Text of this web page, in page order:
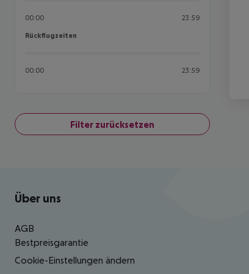
00:00 23:59
Rückflugzeiten
Rückflugzeiten
00:00 23:59
Filter zurücksetzen
Footer navigation
Über uns
AGB
Bestpreisgarantie
Cookie-Einstellungen ändern